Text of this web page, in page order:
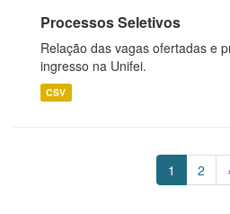
Processos Seletivos
Relação das vagas ofertadas e
ingresso na Unifei.
CSV
1 2